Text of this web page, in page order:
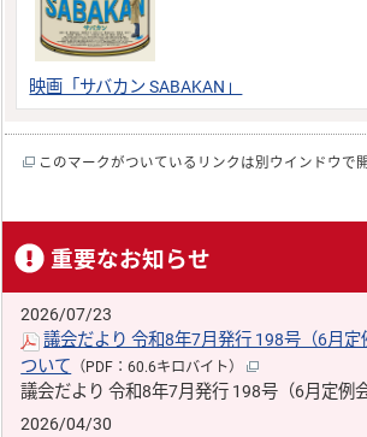
映画「サバカン SABAKAN」
このマークがついているリンクは別ウインドウで
重要なお知らせ
2026/07/23
議会だより 令和8年7月発行 198号（6月
ついて （PDF：60.6キロバイト）
議会だより 令和8年7月発行 198号（6月定例会
2026/04/30